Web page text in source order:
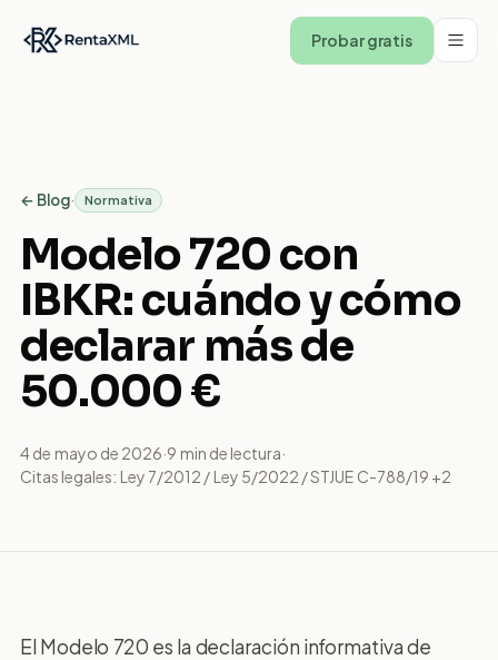
Probar gratis
← Blog· Normativa
Modelo 720 con
IBKR: cuándo y cómo
declarar más de
50.000 €
4 de mayo de 2026·9 min de lectura·
Citas legales: Ley 7/2012 / Ley 5/2022 / STJUE C-788/19 +2
El Modelo 720 es la declaración informativa de